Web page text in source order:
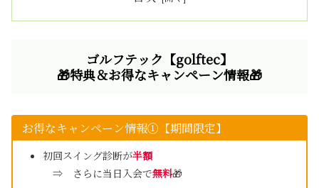
ゴルフテック【golftec】
🎁特典＆お得なキャンペーン情報🎁
お得なキャンペーン情報①【期間限定】
初回スイング診断が半額
⇒ さらに当日入会で無料🎁